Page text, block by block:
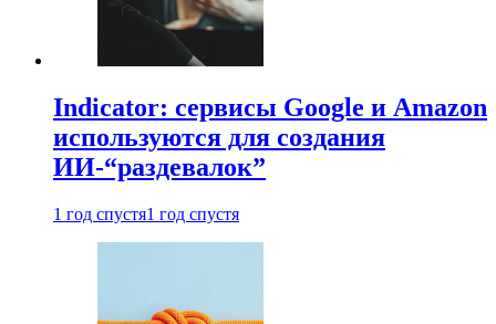
Indicator: сервисы Google и Amazon
используются для создания
ИИ-“раздевалок”
1 год спустя1 год спустя